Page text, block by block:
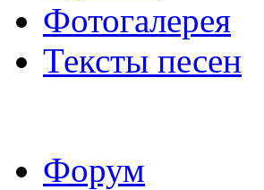
Фотогалерея
Тексты песен
Форум